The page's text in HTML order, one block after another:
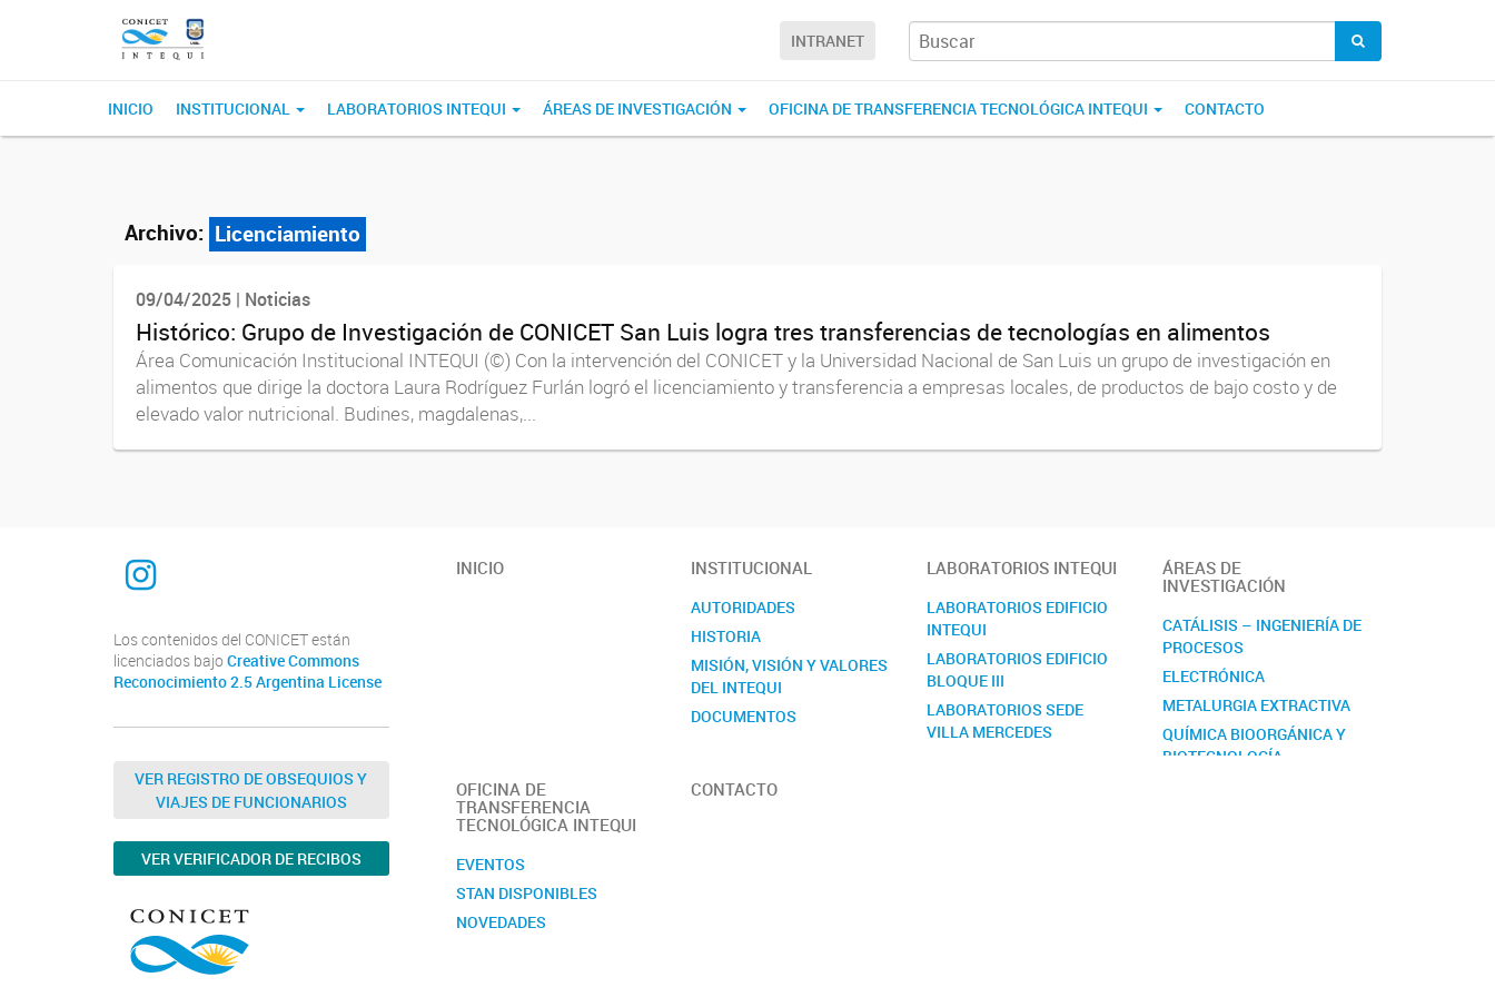
INTRANET
INICIO INSTITUCIONAL LABORATORIOS INTEQUI ÁREAS DE INVESTIGACIÓN OFICINA DE TRANSFERENCIA TECNOLÓGICA INTEQUI CONTACTO
Archivo: Licenciamiento
09/04/2025 | Noticias
Histórico: Grupo de Investigación de CONICET San Luis logra tres transferencias de tecnologías en alimentos
Área Comunicación Institucional INTEQUI (©) Con la intervención del CONICET y la Universidad Nacional de San Luis un grupo de investigación en
alimentos que dirige la doctora Laura Rodríguez Furlán logró el licenciamiento y transferencia a empresas locales, de productos de bajo costo y de
elevado valor nutricional. Budines, magdalenas,...
INTEQUI
Los contenidos del CONICET están
licenciados bajo Creative Commons
Reconocimiento 2.5 Argentina License
VER REGISTRO DE OBSEQUIOS Y
VIAJES DE FUNCIONARIOS
VER VERIFICADOR DE RECIBOS
INICIO INSTITUCIONAL
AUTORIDADES
HISTORIA
MISIÓN, VISIÓN Y VALORES
DEL INTEQUI
DOCUMENTOS
OBJETIVOS
LABORATORIOS INTEQUI
LABORATORIOS EDIFICIO
INTEQUI
LABORATORIOS EDIFICIO
BLOQUE III
LABORATORIOS SEDE
VILLA MERCEDES
ÁREAS DE
INVESTIGACIÓN
CATÁLISIS – INGENIERÍA DE
PROCESOS
ELECTRÓNICA
METALURGIA EXTRACTIVA
QUÍMICA BIOORGÁNICA Y
BIOTECNOLOGÍA
OFICINA DE
TRANSFERENCIA
TECNOLÓGICA INTEQUI
EVENTOS
STAN DISPONIBLES
NOVEDADES
CONTACTO